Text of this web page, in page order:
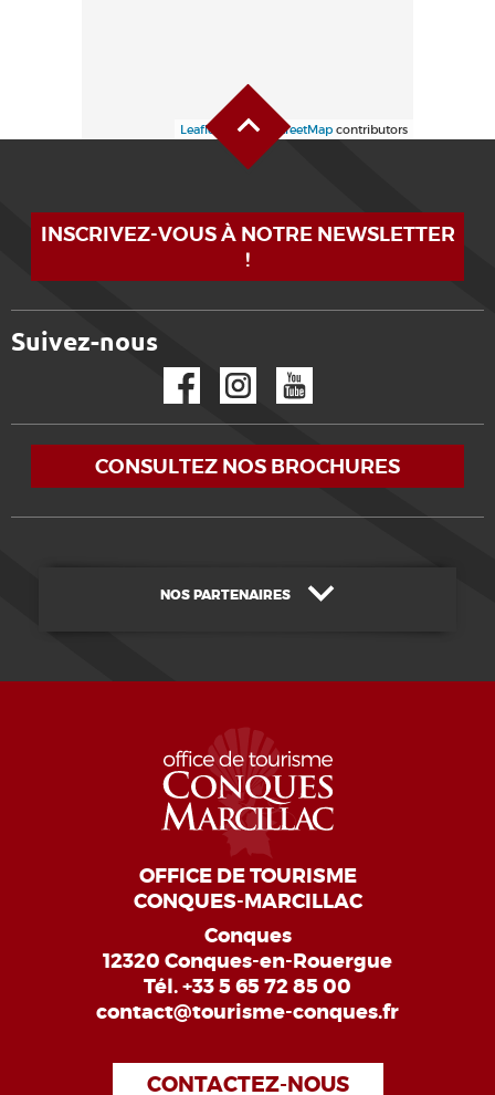
Leaflet | ©OpenStreetMap contributors
INSCRIVEZ-VOUS À NOTRE NEWSLETTER
!
Suivez-nous
CONSULTEZ NOS BROCHURES
NOS PARTENAIRES
OFFICE DE TOURISME
CONQUES-MARCILLAC
Conques
12320 Conques-en-Rouergue
Tél.+33 5 65 72 85 00
contact@tourisme-conques.fr
CONTACTEZ-NOUS